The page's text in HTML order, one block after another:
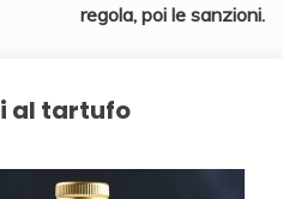
regola, poi le sanzioni.
al tartufo